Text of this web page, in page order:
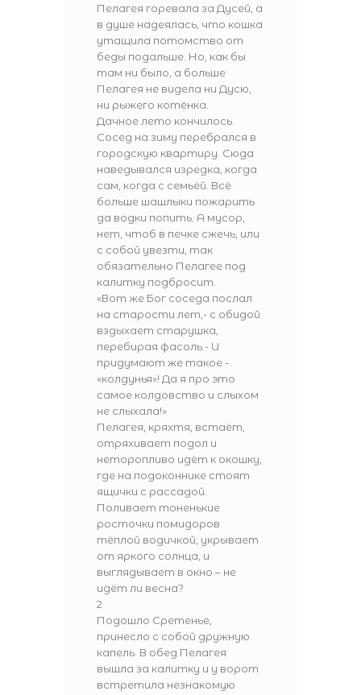
Пелагея горевала за Дусей, а
в душе надеялась, что кошка
утащила потомство от
беды подальше. Но, как бы
там ни было, а больше
Пелагея не видела ни Дусю,
ни рыжего котёнка.
Дачное лето кончилось.
Сосед на зиму перебрался в
городскую квартиру. Сюда
наведывался изредка, когда
сам, когда с семьёй. Всё
больше шашлыки пожарить
да водки попить. А мусор,
нет, чтоб в печке сжечь, или
с собой увезти, так
обязательно Пелагее под
калитку подбросит.
«Вот же Бог соседа послал
на старости лет,- с обидой
вздыхает старушка,
перебирая фасоль.- И
придумают же такое -
«колдунья»! Да я про это
самое колдовство и слыхом
не слыхала!»
Пелагея, кряхтя, встаёт,
отряхивает подол и
неторопливо идёт к окошку,
где на подоконнике стоят
ящички с рассадой.
Поливает тоненькие
росточки помидоров
тёплой водичкой, укрывает
от яркого солнца, и
выглядывает в окно – не
идёт ли весна?
2
Подошло Сретенье,
принесло с собой дружную
капель. В обед Пелагея
вышла за калитку и у ворот
встретила незнакомую